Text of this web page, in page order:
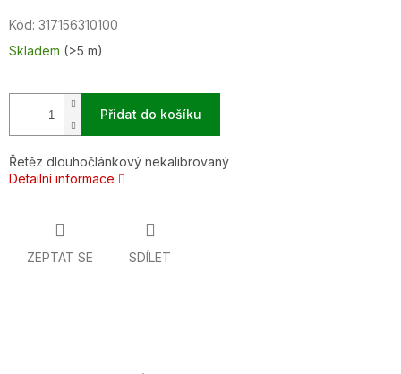
cena:
Kód: 317156310100
Skladem (>5 m)
Přidat do košíku
Řetěz dlouhočlánkový nekalibrovaný
Detailní informace
ZEPTAT SE SDÍLET